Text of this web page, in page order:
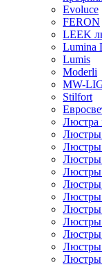
Evoluce
FERON
LEEK
Lumina
Lumis
Moderli
MW-
Stilfort
Люстры
Люстры
Люстры
Люстры
Люстры
Люстры
Люстры
Люстры